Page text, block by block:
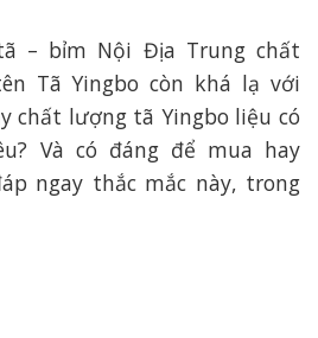
– bỉm Nội Địa Trung chất
Tã Yingbo còn khá lạ với
chất lượng tã Yingbo liệu có
Và có đáng để mua hay
ngay thắc mắc này, trong